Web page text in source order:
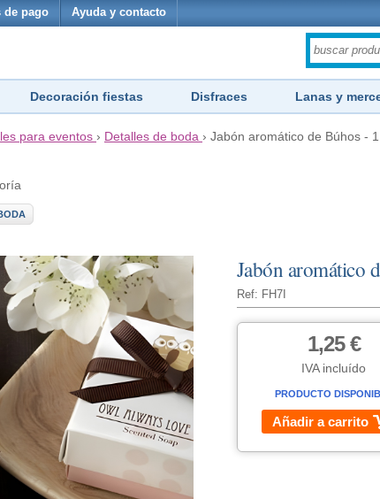
de pago Ayuda y contacto
Decoración fiestas Disfraces Lanas y
para eventos › Detalles de boda › Jabón aromático de Búhos -
Jabón aromático
Ref: FH7I
1,25 €
IVA incluído
PRODUCTO
Añadir a carrito